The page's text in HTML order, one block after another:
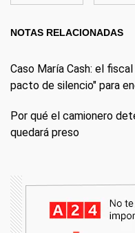
NOTAS RELACIONADAS
Caso María Cash: el
pacto de silencio" para
Por qué el camionero
quedará preso